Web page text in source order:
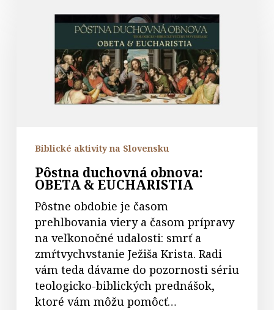
duchovná
EUCHARISTIA
Biblické aktivity na Slovensku
Pôstna duchovná obnova:
OBETA & EUCHARISTIA
Pôstne obdobie je časom
prehlbovania viery a časom prípravy
na veľkonočné udalosti: smrť a
zmŕtvychvstanie Ježiša Krista. Radi
vám teda dávame do pozornosti sériu
teologicko-biblických prednášok,
ktoré vám môžu pomôcť…